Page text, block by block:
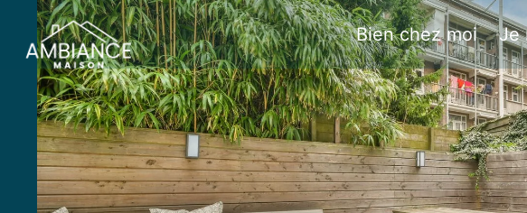
contenu
Bien chez moi Je